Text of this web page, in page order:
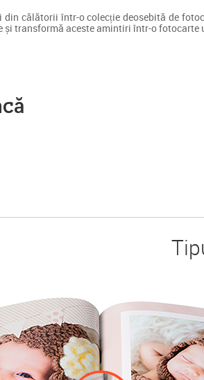
călătorii într-o colecție deosebită de
transformă aceste amintiri într-o